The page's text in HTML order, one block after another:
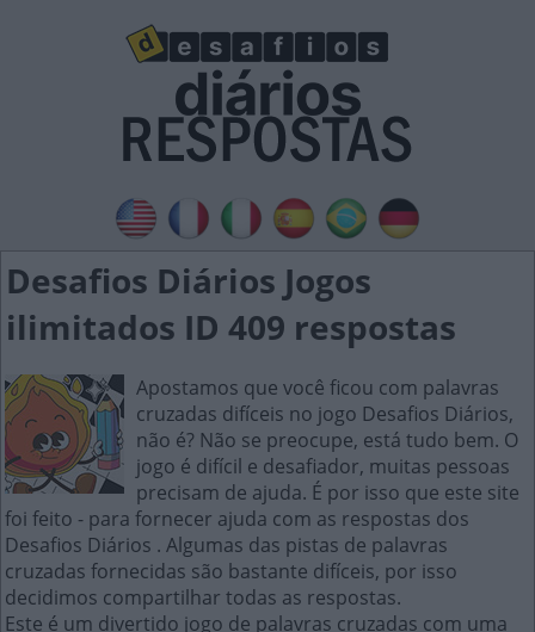
Desafios Diários Jogos
ilimitados ID 409 respostas
Apostamos que você ficou com palavras
cruzadas difíceis no jogo Desafios Diários,
não é? Não se preocupe, está tudo bem. O
jogo é difícil e desafiador, muitas pessoas
precisam de ajuda. É por isso que este site
foi feito - para fornecer ajuda com as respostas dos
Desafios Diários . Algumas das pistas de palavras
cruzadas fornecidas são bastante difíceis, por isso
decidimos compartilhar todas as respostas.
Este é um divertido jogo de palavras cruzadas com uma